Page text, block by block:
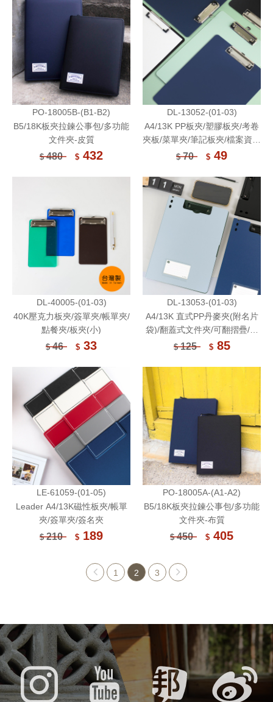
PO-18005B-(B1-B2)
B5/18K板夾拉鍊公事包/多功能
文件夾-皮質
$480 $ 432
DL-13052-(01-03)
A4/13K PP板夾/塑膠板夾/考卷
夾板/菜單夾/筆記板夾/檔案資料
夾/書寫墊板
$70 $ 49
DL-40005-(01-03)
40K壓克力板夾/簽單夾/帳單夾/
點餐夾/板夾(小)
$46 $ 33
DL-13053-(01-03)
A4/13K 直式PP丹麥夾(附名片
袋)/翻蓋式文件夾/可翻摺疊/考
卷夾/菜單夾/筆記板夾/檔案資料
$125 $85
LE-61059-(01-05)
Leader A4/13K磁性板夾/帳單
夾/簽單夾/簽名夾
$210 $ 189
PO-18005A-(A1-A2)
B5/18K板夾拉鍊公事包/多功能
文件夾-布質
$450 $ 405
1 2 3